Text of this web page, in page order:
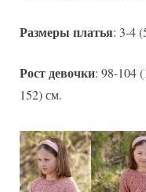
Размеры платья: 3-4
Рост девочки: 98-104
152) см.